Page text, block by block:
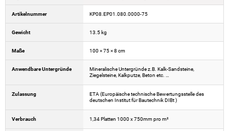
Artikelnummer KP08.EP01.080.0000-75
Gewicht 13.5 kg
Maße 100 × 75 × 8 cm
Anwendbare Untergründe
Mineralische Untergründe z.B. Kalk-Sandsteine,
Ziegelsteine, Kalkputze, Beton etc. …
Zulassung
ETA (Europäische technische Bewertungsstelle des
deutschen Institut für Bautechnik DIBt )
Verbrauch 1,34 Platten 1000 x 750mm pro m²